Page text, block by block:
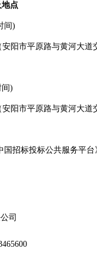
地点
间)
安阳市平原路与黄河大道
)
安阳市平原路与黄河大道
国招标投标公共服务平台
司